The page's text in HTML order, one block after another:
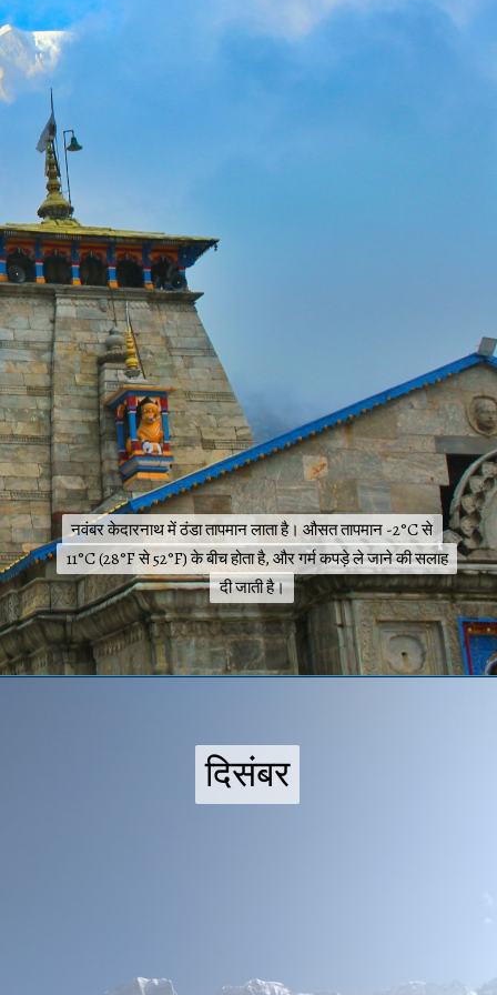
नवंबर केदारनाथ में ठंडा तापमान लाता है। औसत तापमान -2°C से
11°C (28°F से 52°F) के बीच होता है, और गर्म कपड़े ले जाने की सलाह
दी जाती है।
नवंबर केदारनाथ में ठंडा तापमान लाता है। औसत तापमान -2°C से
11°C (28°F से 52°F) के बीच होता है, और गर्म कपड़े ले जाने की सलाह
दी जाती है।
दिसंबर
दिसंबर